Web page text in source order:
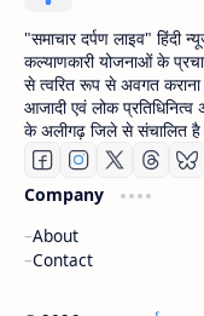
"समाचार दर्पण लाइव" हिंदी
कल्याणकारी योजनाओं के
से त्वरित रूप से अवगत कराना
आजादी एवं लोक
के अलीगढ़ जिले से संचालित
Company
About
Contact